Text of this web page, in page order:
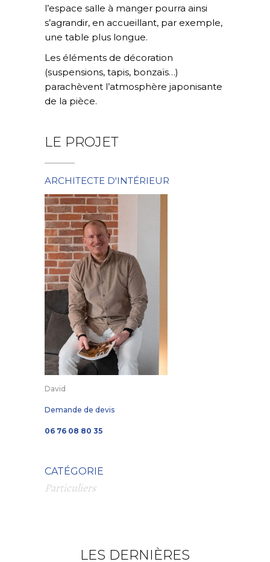
l’espace salle à manger pourra ainsi
s’agrandir, en accueillant, par exemple,
une table plus longue.
Les éléments de décoration
(suspensions, tapis, bonzaïs…)
parachèvent l’atmosphère japonisante
de la pièce.
LE PROJET
ARCHITECTE D'INTÉRIEUR
David
Demande de devis
06 76 08 80 35
CATÉGORIE
Particuliers
LES DERNIÈRES